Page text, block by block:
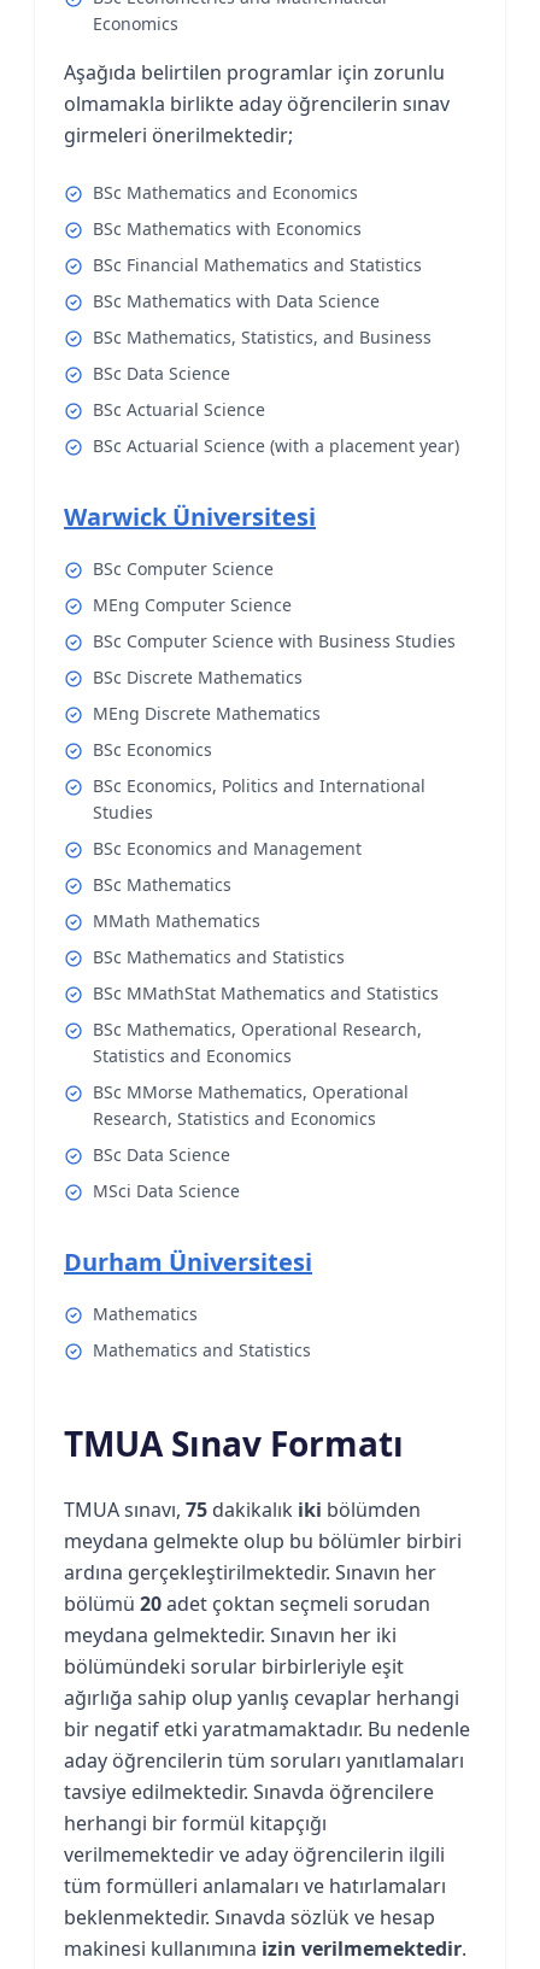
Economics
Aşağıda belirtilen programlar için zorunlu
olmamakla birlikte aday öğrencilerin sınav
girmeleri önerilmektedir;
BSc Mathematics and Economics
BSc Mathematics with Economics
BSc Financial Mathematics and Statistics
BSc Mathematics with Data Science
BSc Mathematics, Statistics, and Business
BSc Data Science
BSc Actuarial Science
BSc Actuarial Science (with a placement year)
Warwick Üniversitesi
BSc Computer Science
MEng Computer Science
BSc Computer Science with Business Studies
BSc Discrete Mathematics
MEng Discrete Mathematics
BSc Economics
BSc Economics, Politics and International
Studies
BSc Economics and Management
BSc Mathematics
MMath Mathematics
BSc Mathematics and Statistics
BSc MMathStat Mathematics and Statistics
BSc Mathematics, Operational Research,
Statistics and Economics
BSc MMorse Mathematics, Operational
Research, Statistics and Economics
BSc Data Science
MSci Data Science
Durham Üniversitesi
Mathematics
Mathematics and Statistics
TMUA Sınav Formatı
TMUA sınavı, 75 dakikalık iki bölümden
meydana gelmekte olup bu bölümler birbiri
ardına gerçekleştirilmektedir. Sınavın her
bölümü 20adet çoktan seçmeli sorudan
meydana gelmektedir. Sınavın her iki
bölümündeki sorular birbirleriyle eşit
ağırlığa sahip olup yanlış cevaplar herhangi
bir negatif etki yaratmamaktadır. Bu nedenle
aday öğrencilerin tüm soruları yanıtlamaları
tavsiye edilmektedir. Sınavda öğrencilere
herhangi bir formül kitapçığı
verilmemektedir ve aday öğrencilerin ilgili
tüm formülleri anlamaları ve hatırlamaları
beklenmektedir. Sınavda sözlük ve hesap
makinesi kullanımına izin verilmemektedir.